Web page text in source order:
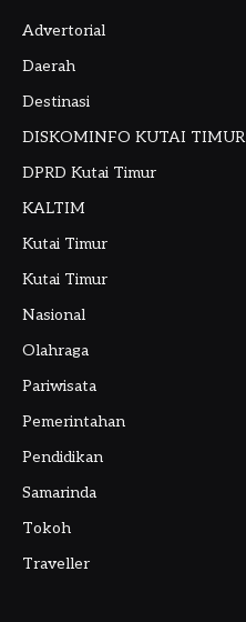
Advertorial
Daerah
Destinasi
DISKOMINFO KUTAI TIMUR
DPRD Kutai Timur
KALTIM
Kutai Timur
Kutai Timur
Nasional
Olahraga
Pariwisata
Pemerintahan
Pendidikan
Samarinda
Tokoh
Traveller